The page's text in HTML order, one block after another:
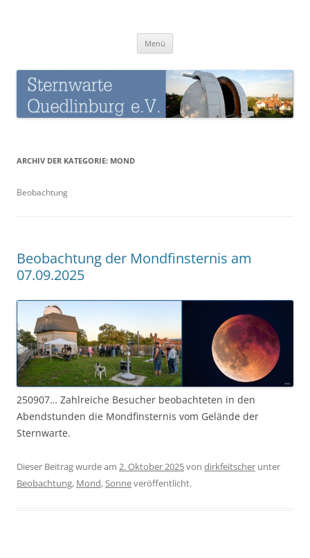
Menü
ARCHIV DER KATEGORIE: MOND
Beobachtung
Beobachtung der Mondfinsternis am
07.09.2025
250907… Zahlreiche Besucher beobachteten in den
Abendstunden die Mondfinsternis vom Gelände der
Sternwarte.
Dieser Beitrag wurde am 2. Oktober 2025von dirkfeitscher unter
Beobachtung, Mond, Sonneveröffentlicht.